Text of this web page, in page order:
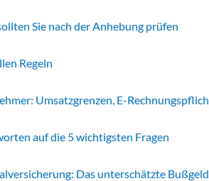
Sie nach der Anhebung prüfen
Regeln
Umsatzgrenzen, E-
auf die 5 wichtigsten Fragen
Das unterschätzte